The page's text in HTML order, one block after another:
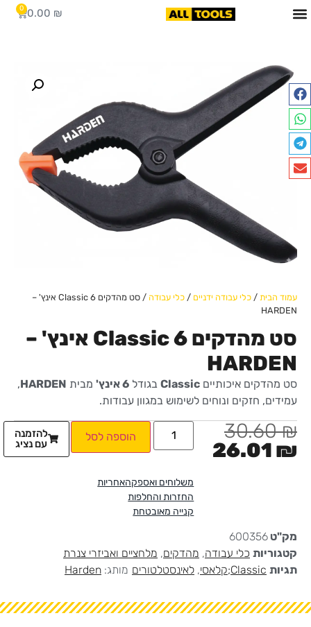
0.00 ₪
0
עמוד הבית / כלי עבודה ידניים / כלי עבודה
/ סט מהדקים Classic 6 אינץ' –
HARDEN
סט מהדקים Classic 6 אינץ' –
HARDEN
סט מהדקים איכותיים Classic בגודל 6 אינץ' מבית HARDEN
,
עמידים, חזקים ונוחים לשימוש במגוון עבודות.
30.60₪
26.01 ₪
הוספה לסל
משלוחים ואספקהאחריות
החזרות והחלפות
קנייה מאובטחת
להזמנה
עם נציג
מק"ט 600356
קטגוריות כלי עבודה, מהדקים, מלחציים ואביזרי צנרת
תגיות Classic;קלאסי , לאינסטלטורים מותג: Harden